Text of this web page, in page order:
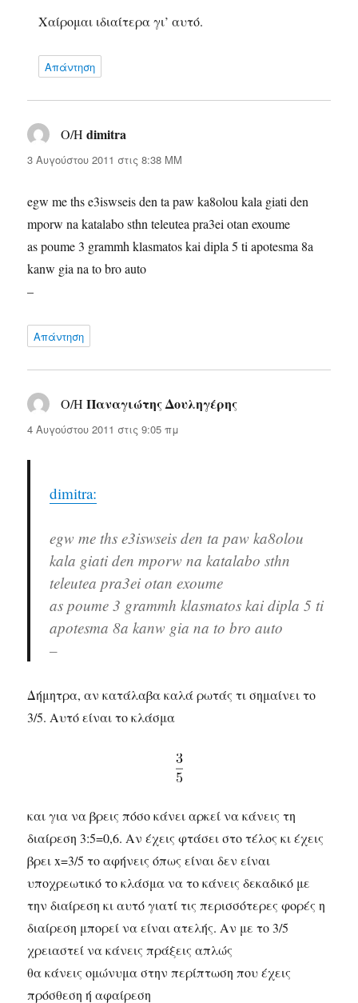
Χαίρομαι ιδιαίτερα γι’ αυτό.
Απάντηση
Ο/Ηdimitra
3 Αυγούστου 2011 στις 8:38 ΜΜ
egw me ths e3iswseis den ta paw ka8olou kala giati den
mporw na katalabo sthn teleutea pra3ei otan exoume
as poume 3 grammh klasmatos kai dipla 5 ti apotesma 8a
kanw gia na to bro auto
–
Απάντηση
Ο/ΗΠαναγιώτης Δουληγέρης
4 Αυγούστου 2011 στις 9:05 πμ
dimitra:
egw me ths e3iswseis den ta paw ka8olou
kala giati den mporw na katalabo sthn
teleutea pra3ei otan exoume
as poume 3 grammh klasmatos kai dipla 5 ti
apotesma 8a kanw gia na to bro auto
–
Δήμητρα, αν κατάλαβα καλά ρωτάς τι σημαίνει το
3/5. Αυτό είναι το κλάσμα
και για να βρεις πόσο κάνει αρκεί να κάνεις τη
διαίρεση 3:5=0,6. Αν έχεις φτάσει στο τέλος κι έχεις
βρει x=3/5 το αφήνεις όπως είναι δεν είναι
υποχρεωτικό το κλάσμα να το κάνεις δεκαδικό με
την διαίρεση κι αυτό γιατί τις περισσότερες φορές η
διαίρεση μπορεί να είναι ατελής. Αν με το 3/5
χρειαστεί να κάνεις πράξεις απλώς
θα κάνεις ομώνυμα στην περίπτωση που έχεις
πρόσθεση ή αφαίρεση